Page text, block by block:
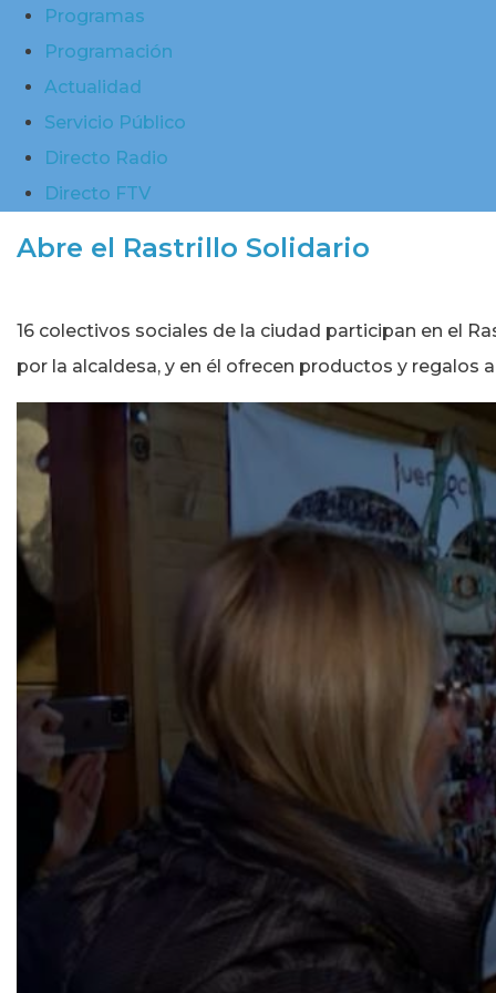
Programas
Programación
Actualidad
Servicio Público
Directo Radio
Directo FTV
Abre el Rastrillo Solidario
16 colectivos sociales de la ciudad participan en el
por la alcaldesa, y en él ofrecen productos y